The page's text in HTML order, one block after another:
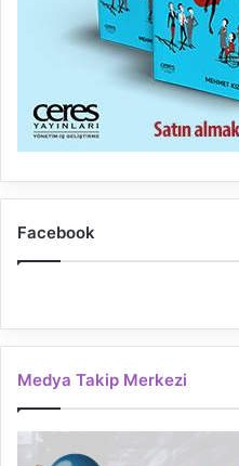
Facebook
Medya Takip Merkezi